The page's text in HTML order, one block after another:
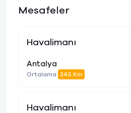
Mesafeler
Havalimanı
Antalya
Ortalama 245 Km
Havalimanı